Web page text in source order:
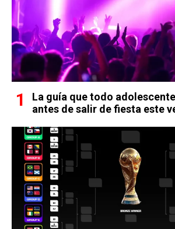
La guía que todo
antes de salir de fiesta este